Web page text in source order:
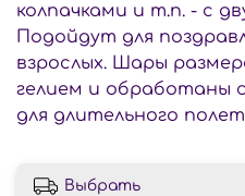
колпачками и т.п. - с
Подойдут для
взрослых. Шары
гелием и обработаны
для длительного
Выбрать